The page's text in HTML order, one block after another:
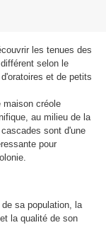
les tenues des
selon le
et de petits
maison créole
au milieu de la
sont d'une
pour
sa population, la
la qualité de son